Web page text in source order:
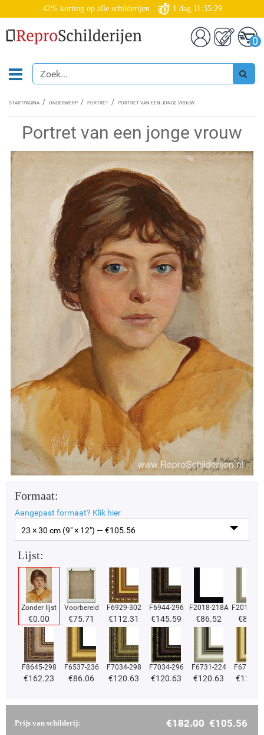
42% korting op alle schilderijen 1 dag 11:35:28
0
STARTPAGINA ONDERWERP PORTRET PORTRET VAN EEN JONGE VROUW
Portret van een jonge vrouw
Formaat:
Aangepast formaat? Klik hier
23 × 30 cm (9" × 12") — €105.56
Lijst:
Zonder lijst
€0.00
Voorbereid
€75.71
F6929-302
€112.31
F6944-296
€145.59
F2018-218A
€86.52
F2018-
€86.52
F8645-298
€162.23
F6537-236
€86.06
F7034-298
€120.63
F7034-296
€120.63
F6731-224
€120.63
F6731-
€
Prijs van schilderij: €182.00 €105.56